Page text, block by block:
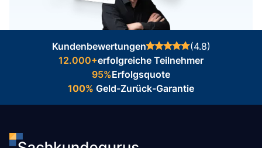
Kundenbewertungen
(4.8)
12.000+erfolgreiche Teilnehmer
95%Erfolgsquote
100% Geld-Zurück-Garantie